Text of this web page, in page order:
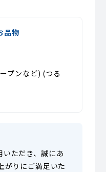
品物
プンなど) (つる
いただき、誠にあ
がりにご満足いた